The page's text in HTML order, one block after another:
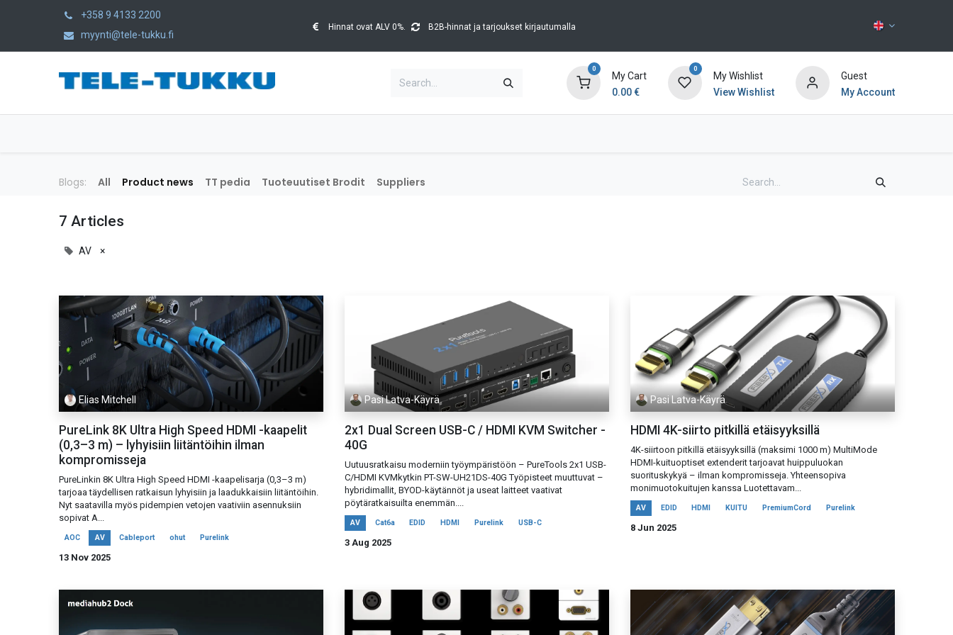
+358 9 4133 2200
myynti@tele-tukku.fi
Hinnat ovat ALV 0%. B2B-hinnat ja tarjoukset kirjautumalla
0
My Cart
0.00€
0
My Wishlist
View Wishlist
Guest
My Account
Blogs: All Product news TT pedia Tuoteuutiset Brodit Suppliers
7 Articles
AV ×
Elias Mitchell
PureLink 8K Ultra High Speed HDMI -kaapelit
(0,3–3 m) – lyhyisiin liitäntöihin ilman
kompromisseja
PureLinkin 8K Ultra High Speed HDMI -kaapelisarja (0,3–3 m)
tarjoaa täydellisen ratkaisun lyhyisiin ja laadukkaisiin liitäntöihin.
Nyt saatavilla myös pidempien vetojen vaativiin asennuksiin
sopivat A...
AOC AV Cableport ohut Purelink
13 Nov 2025
Pasi Latva-Käyrä
2x1 Dual Screen USB-C / HDMI KVM Switcher -
40G
Uutuusratkaisu moderniin työympäristöön – PureTools 2x1 USB-
C/HDMI KVMkytkin PT-SW-UH21DS-40G Työpisteet muuttuvat –
hybridimallit, BYOD-käytännöt ja useat laitteet vaativat
pöytäratkaisuilta enemmän....
AV Cat6a EDID HDMI Purelink USB-C
3 Aug 2025
Pasi Latva-Käyrä
HDMI 4K-siirto pitkillä etäisyyksillä
4K-siirtoon pitkillä etäisyyksillä (maksimi 1000 m) MultiMode
HDMI-kuituoptiset extenderit tarjoavat huippuluokan
suorituskykyä – ilman kompromisseja. Yhteensopiva
monimuotokuitujen kanssa Luotettavam...
AV EDID HDMI KUITU PremiumCord Purelink
8 Jun 2025